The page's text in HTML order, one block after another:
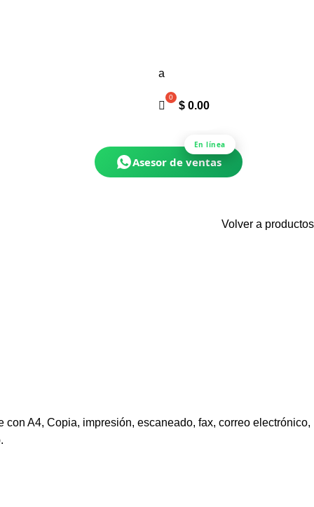
a
$ 0.00
En línea
Asesor de ventas
Volver a productos
A4, Copia, impresión, escaneado, fax, correo electrónico,